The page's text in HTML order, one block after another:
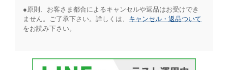
●原則、お客さま都合によるキャンセルや返品はお受けでき
ません。ご了承下さい。詳しくは、 キャンセル・返品ついて
をお読み下さい。​